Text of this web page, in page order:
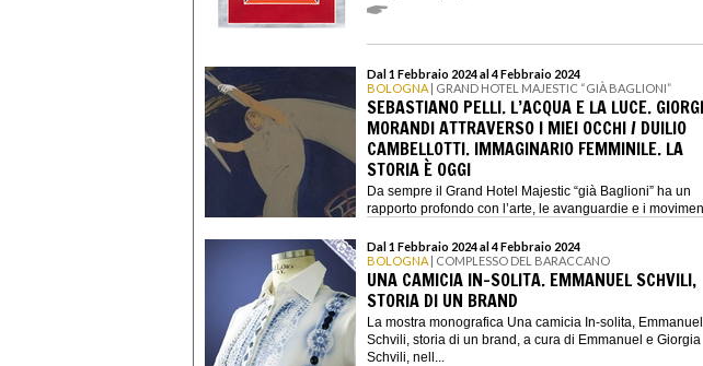
Dal 1 Febbraio 2024 al 4 Febbraio 2024
BOLOGNA | GRAND HOTEL MAJESTIC “GIÀ BAGLIONI”
SEBASTIANO PELLI. L’ACQUA E LA LUCE.
MORANDI ATTRAVERSO I MIEI OCCHI / DUILIO
CAMBELLOTTI. IMMAGINARIO FEMMINILE. LA
STORIA È OGGI
Da sempre il Grand Hotel Majestic “già Baglioni” ha un
rapporto profondo con l’arte, le avanguardie e i
Dal 1 Febbraio 2024 al 4 Febbraio 2024
BOLOGNA | COMPLESSO DEL BARACCANO
UNA CAMICIA IN-SOLITA. EMMANUEL SCHVILI,
STORIA DI UN BRAND
La mostra monografica Una camicia In-solita, Emmanuel
Schvili, storia di un brand, a cura di Emmanuel e Giorgia
Schvili, nell...